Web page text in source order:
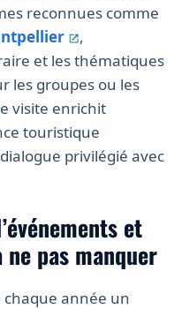
reconnues comme
,
et les thématiques
les groupes ou les
visite enrichit
touristique
privilégié avec
et
pas manquer
chaque année un